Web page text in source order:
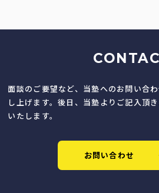
面談のご要望など、当塾へのお問い合
し上げます。後日、当塾よりご記入頂
いたします。
お問い合わせ